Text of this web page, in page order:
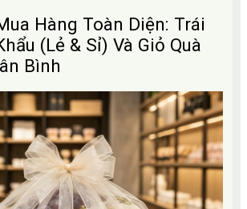
Hàng Toàn Diện: Trái
(Lẻ & Sỉ) Và Giỏ Quà
Bình